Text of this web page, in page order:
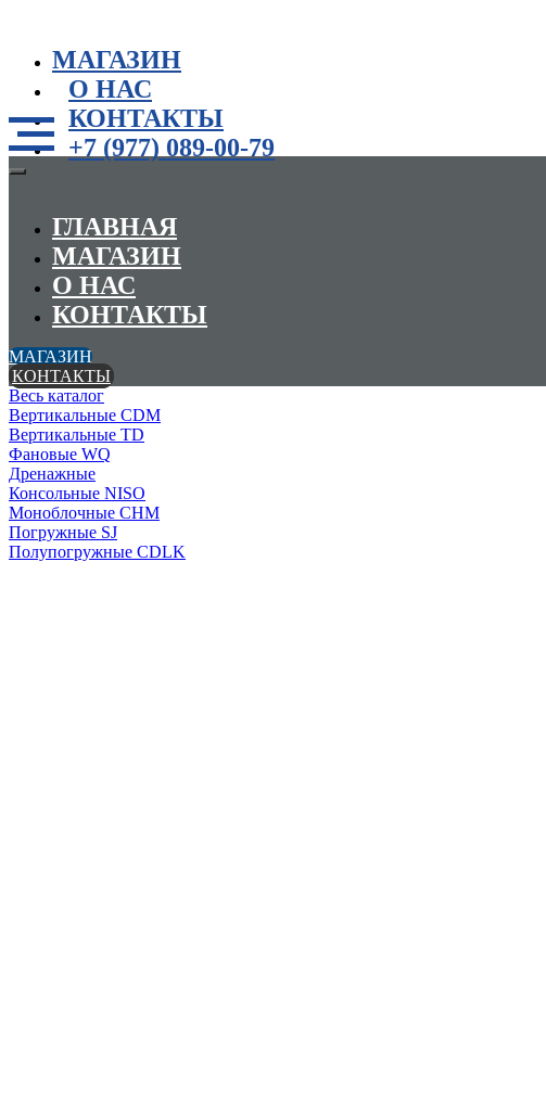
МАГАЗИН
О НАС
КОНТАКТЫ
+7 (977) 089-00-79
ГЛАВНАЯ
МАГАЗИН
О НАС
КОНТАКТЫ
МАГАЗИН
КОНТАКТЫ
Весь каталог
Вертикальные CDM
Вертикальные TD
Фановые WQ
Дренажные
Консольные NISO
Моноблочные CHМ
Погружные SJ
Полупогружные CDLK